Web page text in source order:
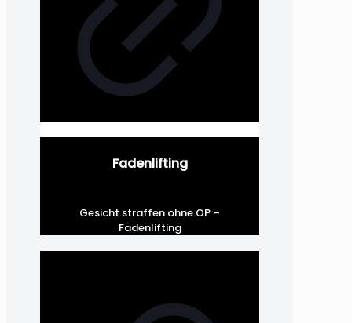
Fadenlifting
Gesicht straffen ohne OP –
Fadenlifting